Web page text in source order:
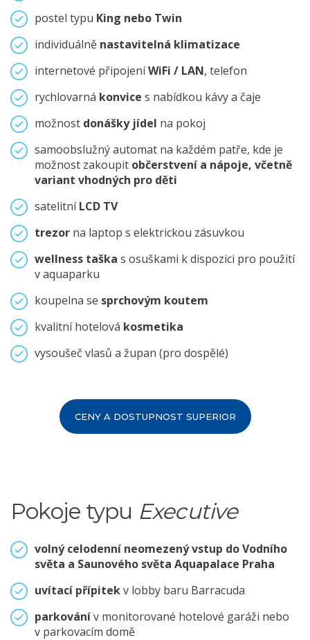
postel typu King nebo Twin
individuálně nastavitelná klimatizace
internetové připojeníWiFi / LAN, telefon
rychlovarná konvice s nabídkou kávy a čaje
možnost donášky jídel na pokoj
samoobslužný automat na každém patře, kde je
možnost zakoupit občerstvení a nápoje, včetně
variant vhodných pro děti
satelitníLCD TV
trezor na laptop s elektrickou zásuvkou
wellness taška s osuškami k dispozici pro použití
v aquaparku
koupelna se sprchovým koutem
kvalitní hotelová kosmetika
vysoušeč vlasů a župan (pro dospělé)
CENY A DOSTUPNOST SUPERIOR
Pokoje typu Executive
volný celodenní neomezený vstup do Vodního
světa a Saunového světa Aquapalace Praha
uvítací přípitekv lobby baru Barracuda
parkovánív monitorované hotelové garáži nebo
v parkovacím domě